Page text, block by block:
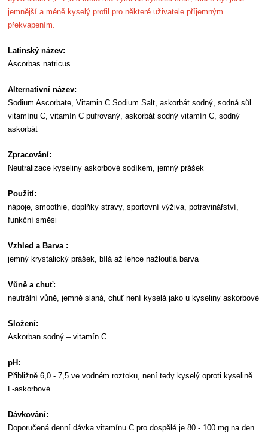
jemnější a méně kyselý profil pro některé uživatele příjemným
překvapením.
Latinský název:
Ascorbas natricus
Alternativní název:
Sodium Ascorbate, Vitamin C Sodium Salt, askorbát sodný, sodná sůl
vitamínu C, vitamín C pufrovaný, askorbát sodný vitamín C, sodný
askorbát
Zpracování:
Neutralizace kyseliny askorbové sodíkem, jemný prášek
Použití:
nápoje, smoothie, doplňky stravy, sportovní výživa, potravinářství,
funkční směsi
Vzhled a Barva :
jemný krystalický prášek, bílá až lehce nažloutlá barva
Vůně a chuť:
neutrální vůně, jemně slaná, chuť není kyselá jako u kyseliny askorbové
Složení:
Askorban sodný – vitamín C
pH:
Přibližně 6,0 - 7,5 ve vodném roztoku, není tedy kyselý oproti kyselině
L-askorbové.
Dávkování:
Doporučená denní dávka vitamínu C pro dospělé je 80 - 100 mg na den.